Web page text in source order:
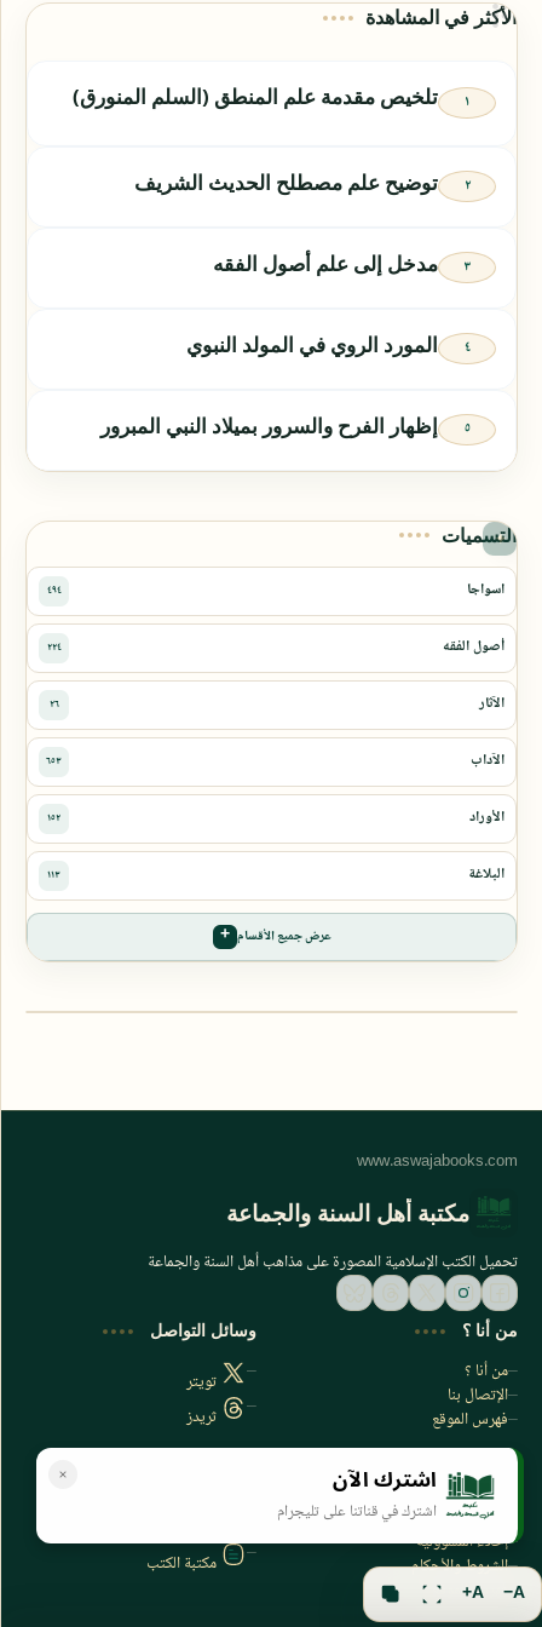
الأكثر في المشاهدة
تلخيص مقدمة علم المنطق (السلم المنورق)
توضيح علم مصطلح الحديث الشريف
مدخل إلى علم أصول الفقه
المورد الروي في المولد النبوي
إظهار الفرح والسرور بميلاد النبي المبرور
التسميات
عرض جميع الأقسام
اشترك الآن
اشترك في قناتنا على تليجرام
مكتبة أهل السنة والجماعة
تحميل الكتب الإسلامية المصورة على مذاهب أهل السنة والجماعة
من أنا ؟
من أنا ؟
الإتصال بنا
فهرس الموقع
وسائل التواصل
تويتر
ثريدز
سياسة الخصوصية
سياسة الخصوصية
إخلاء المسؤولية
الشروط والأحكام
فهرس الموقع
مكتبة الكتب
A−
A+